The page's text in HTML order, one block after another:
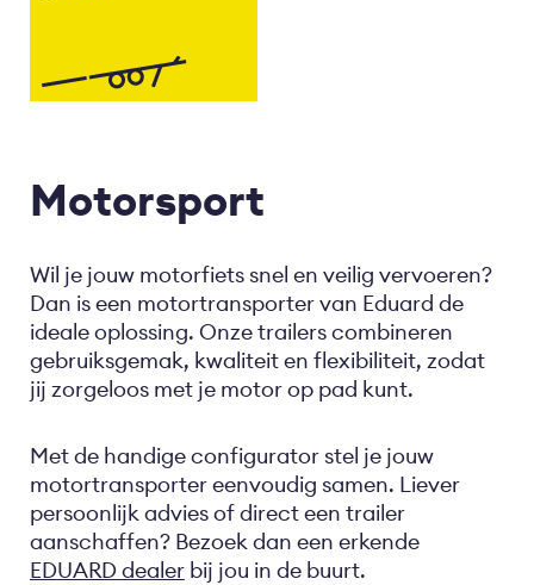
Motorsport
Wil je jouw motorfiets snel en veilig vervoeren?
Dan is een motortransporter van Eduard de
ideale oplossing. Onze trailers combineren
gebruiksgemak, kwaliteit en flexibiliteit, zodat
jij zorgeloos met je motor op pad kunt.
Met de handige configurator stel je jouw
motortransporter eenvoudig samen. Liever
persoonlijk advies of direct een trailer
aanschaffen? Bezoek dan een erkende
EDUARD dealerbij jou in de buurt.